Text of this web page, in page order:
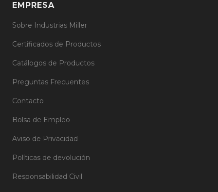
EMPRESA
Sobre Industrias Miller
Certificados de Productos
Catálogos de Productos
Preguntas Frecuentes
Contacto
Bolsa de Empleo
Aviso de Privacidad
Políticas de devolución
Responsabilidad Civil